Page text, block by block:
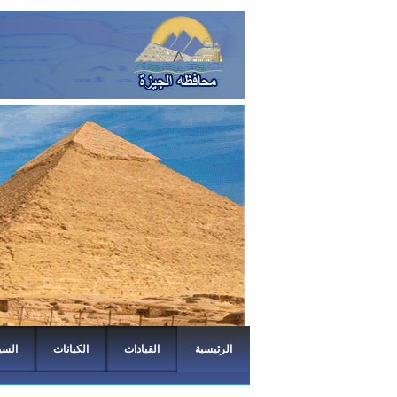
الرئيسية القيادات الكيانات